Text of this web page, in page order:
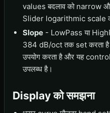
values बदलाव को narrow
Slider logarithmic scale
Slope - LowPass या
384 dB/oct तक set करता
उपयोग करता है और यह
उपलब्ध है।
Display को समझना